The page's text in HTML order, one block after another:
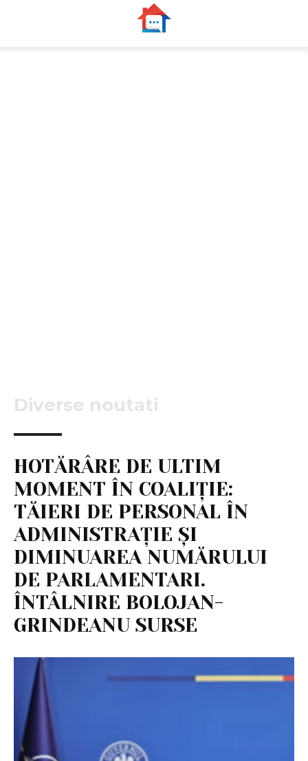
Diverse noutati
HOTĂRÂRE DE ULTIM
MOMENT ÎN COALIȚIE:
TĂIERI DE PERSONAL ÎN
ADMINISTRAȚIE ȘI
DIMINUAREA NUMĂRULUI
DE PARLAMENTARI.
ÎNTÂLNIRE BOLOJAN-
GRINDEANU SURSE